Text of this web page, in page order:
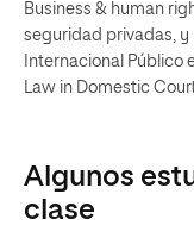
Business & human
seguridad privadas,
Internacional Público
Law in Domestic
Algunos
clase